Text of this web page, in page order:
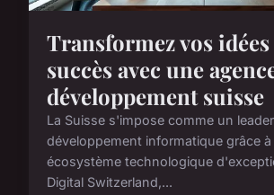
Transformez vos idées
succès avec une
développement suisse
La Suisse s'impose comme un
développement informatique grâce
écosystème technologique
Digital Switzerland,...